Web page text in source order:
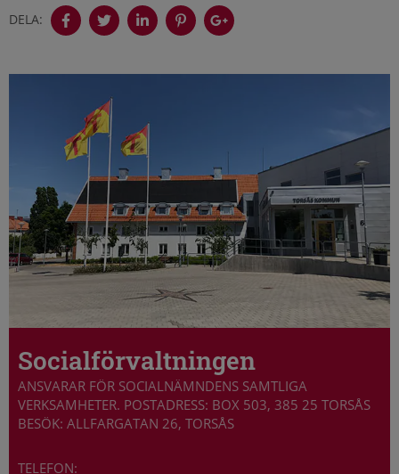
DELA:
Socialförvaltningen
ANSVARAR FÖR SOCIALNÄMNDENS SAMTLIGA
VERKSAMHETER. POSTADRESS: BOX 503, 385 25 TORSÅS
BESÖK: ALLFARGATAN 26, TORSÅS